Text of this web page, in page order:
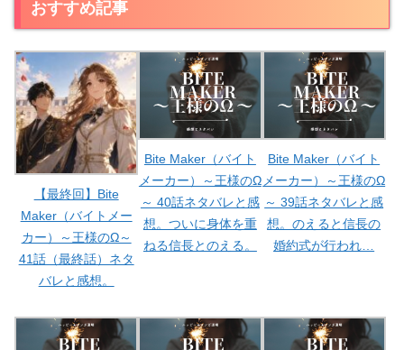
おすすめ記事
【最終回】Bite
Maker（バイトメー
カー）～王様のΩ～
41話（最終話）ネタ
バレと感想。
Bite Maker（バイト
メーカー）～王様のΩ
～ 40話ネタバレと感
想。ついに身体を重
ねる信長とのえる。
Bite Maker（バイト
メーカー）～王様のΩ
～ 39話ネタバレと感
想。のえると信長の
婚約式が行われ…